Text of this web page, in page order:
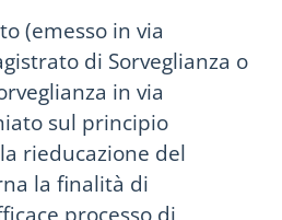
(emesso in via
di Sorveglianza o
in via
sul principio
rieducazione del
la finalità di